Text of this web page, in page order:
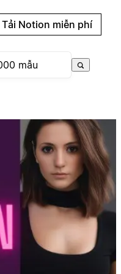
Tải Notion miễn phí